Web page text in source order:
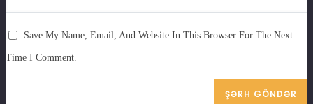
Save My Name, Email, And Website In This Browser For The Next
Time I Comment.